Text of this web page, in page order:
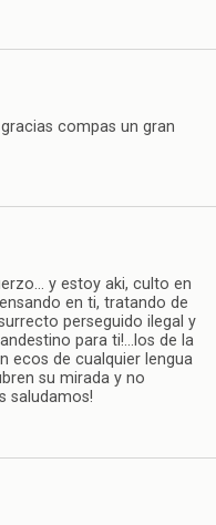
compas un gran
y estoy aki, culto en
en ti, tratando de
perseguido ilegal y
para ti!…los de la
ecos de cualquier lengua
su mirada y no
saludamos!